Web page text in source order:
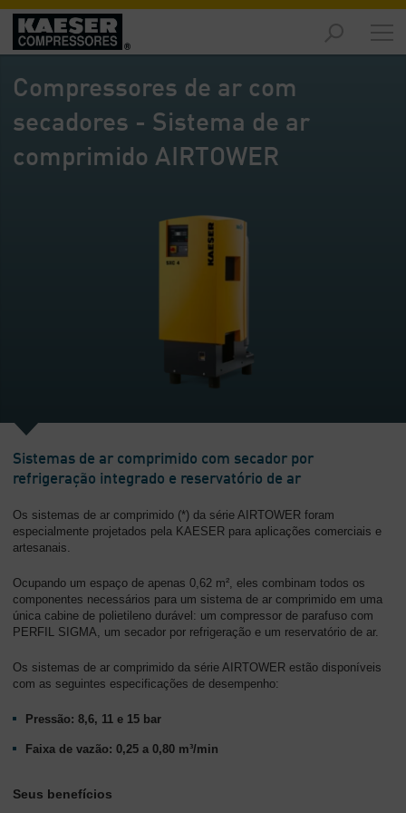
Produtos
e
Soluções
Visão
geral
Sobre
nós
-
geral
Compressores de ar com
secadores - Sistema de ar
comprimido AIRTOWER
Sistemas de ar comprimido com secador por
refrigeração integrado e reservatório de ar
Os sistemas de ar comprimido (*) da série AIRTOWER foram
especialmente projetados pela KAESER para aplicações comerciais e
artesanais.
Ocupando um espaço de apenas 0,62 m², eles combinam todos os
componentes necessários para um sistema de ar comprimido em uma
única cabine de polietileno durável: um compressor de parafuso com
PERFIL SIGMA, um secador por refrigeração e um reservatório de ar.
Os sistemas de ar comprimido da série AIRTOWER estão disponíveis
com as seguintes especificações de desempenho:
Pressão: 8,6, 11 e 15 bar
Faixa de vazão: 0,25 a 0,80 m³/min
Seus benefícios